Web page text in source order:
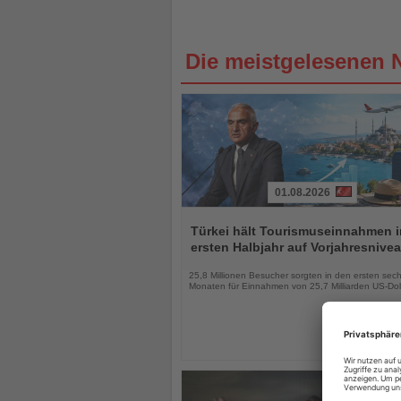
Die meistgelesenen
Sie
die
01.08.2026
Türkei hält Tourismuseinnahmen
ersten Halbjahr auf
25,8 Millionen Besucher sorgten in den ersten
Monaten für Einnahmen von 25,7 Milliarden US-